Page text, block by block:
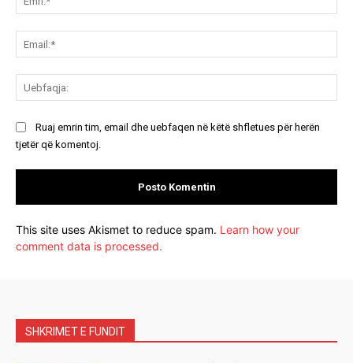
Ruaj emrin tim, email dhe uebfaqen në këtë shfletues për herën
tjetër që komentoj.
This site uses Akismet to reduce spam. Learn how your
comment data is processed.
SHKRIMET E FUNDIT